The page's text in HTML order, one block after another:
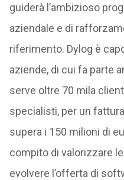
guiderà l’ambizioso
aziendale e di
riferimento. Dylog è
aziende, di cui fa parte
serve oltre 70 mila
specialisti, per un
supera i 150 milioni di
compito di valorizzare
evolvere l’offerta di